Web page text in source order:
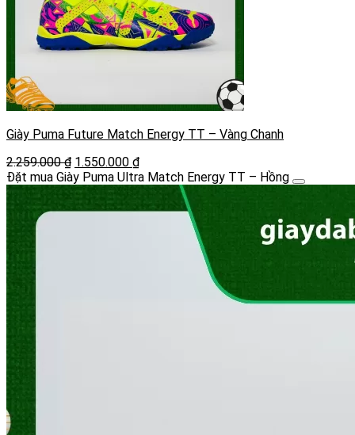
Giày Puma Future Match Energy TT – Vàng Chanh
2.259.000₫ Giá
gốc
là:
2.259.000 ₫.
1.550.000 ₫Giá
hiện
1.550.000 ₫.
Đặt mua Giày Puma Ultra Match Energy TT – Hồng